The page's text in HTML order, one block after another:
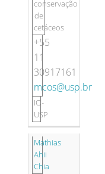
conservação
de
cetáceos
+55
11
30917161
mcos@usp.br
IO-
USP
Mathias
Ahii
Chia